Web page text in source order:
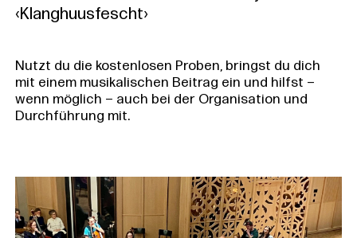
‹Klanghuusfescht›
Nutzt du die kostenlosen Proben, bringst du dich
mit einem musikalischen Beitrag ein und hilfst –
wenn möglich – auch bei der Organisation und
Durchführung mit.